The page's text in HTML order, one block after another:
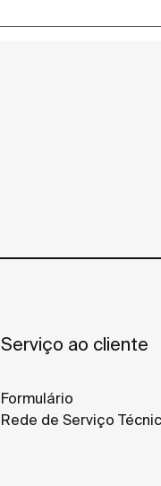
Serviço ao cliente
Formulário
Rede de Serviço